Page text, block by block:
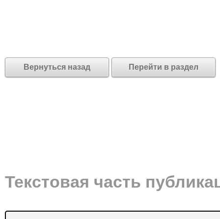
Вернуться назад Перейти в раздел
Текстовая часть